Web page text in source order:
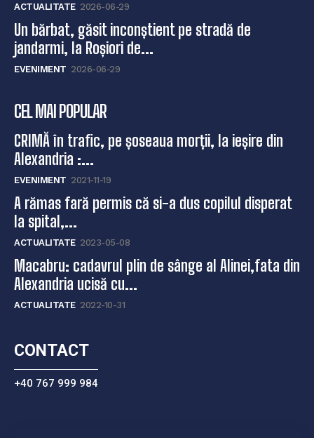
ACTUALITATE 2026-06-29
Un bărbat, găsit inconștient pe stradă de
jandarmi, la Roșiori de...
EVENIMENT 2026-06-29
CEL MAI POPULAR
CRIMĂ în trafic, pe șoseaua morții, la ieșire din
Alexandria :...
EVENIMENT 2021-11-19
A rămas fară permis că si-a dus copilul disperat
la spital,...
ACTUALITATE 2023-05-08
Macabru: cadavrul plin de sânge al Alinei,fata din
Alexandria ucisă cu...
ACTUALITATE 2022-10-31
CONTACT
+40 767 999 984